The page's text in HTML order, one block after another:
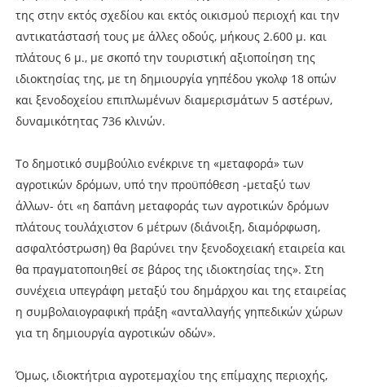
της στην εκτός σχεδίου και εκτός οικισμού περιοχή και την
αντικατάστασή τους με άλλες οδούς, μήκους 2.600 μ. και
πλάτους 6 μ., με σκοπό την τουριστική αξιοποίηση της
ιδιοκτησίας της, με τη δημιουργία γηπέδου γκολφ 18 οπών
και ξενοδοχείου επιπλωμένων διαμερισμάτων 5 αστέρων,
δυναμικότητας 736 κλινών.
Το δημοτικό συμβούλιο ενέκρινε τη «μεταφορά» των
αγροτικών δρόμων, υπό την προϋπόθεση -μεταξύ των
άλλων- ότι «η δαπάνη μεταφοράς των αγροτικών δρόμων
πλάτους τουλάχιστον 6 μέτρων (διάνοιξη, διαμόρφωση,
ασφαλτόστρωση) θα βαρύνει την ξενοδοχειακή εταιρεία και
θα πραγματοποιηθεί σε βάρος της ιδιοκτησίας της». Στη
συνέχεια υπεγράφη μεταξύ του δημάρχου και της εταιρείας
η συμβολαιογραφική πράξη «ανταλλαγής γηπεδικών χώρων
για τη δημιουργία αγροτικών οδών».
Όμως, ιδιοκτήτρια αγροτεμαχίου της επίμαχης περιοχής,